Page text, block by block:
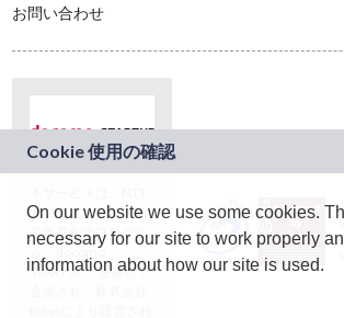
お問い合わせ
ドコモグループの新
規事業創出プログラ
ム「docomo
STARTUP」を通じて
On our website we use some cookies.
necessary for our site to work properly
information about how our site is used.